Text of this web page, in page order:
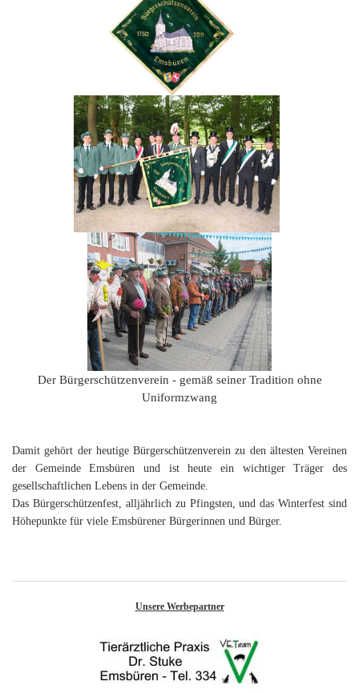
Der Bürgerschützenverein - gemäß seiner Tradition ohne
Uniformzwang
Damit gehört der heutige Bürgerschützenverein zu den ältesten Vereinen
der Gemeinde Emsbüren und ist heute ein wichtiger Träger des
gesellschaftlichen Lebens in der Gemeinde.
Das Bürgerschützenfest, alljährlich zu Pfingsten, und das Winterfest sind
Höhepunkte für viele Emsbürener Bürgerinnen und Bürger.
Unsere Werbepartner